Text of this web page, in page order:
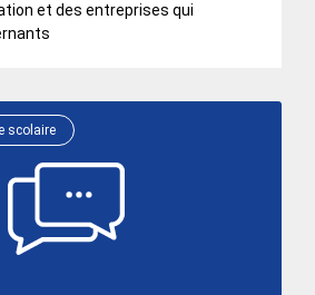
et des entreprises qui
scolaire